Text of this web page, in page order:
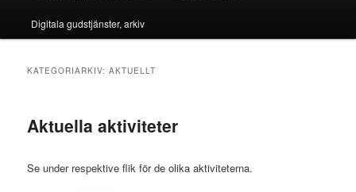
Digitala gudstjänster, arkiv
KATEGORIARKIV:AKTUELLT
Aktuella aktiviteter
Se under respektive flik för de olika aktiviteterna.